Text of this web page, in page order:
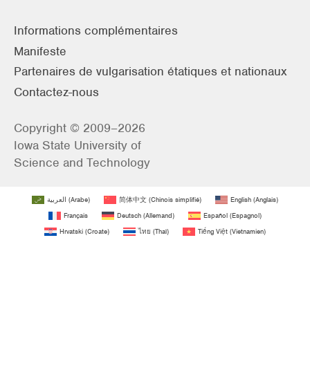
Informations complémentaires
Manifeste
Partenaires de vulgarisation étatiques et nationaux
Contactez-nous
Copyright © 2009–2026
Iowa State University of
Science and Technology
العربية (Arabe) 简体中文 (Chinois simplifié) English (Anglais)
Français
Deutsch (Allemand) Español (Espagnol)
Hrvatski (Croate) ไทย (Thaï) Tiếng Việt (Vietnamien)